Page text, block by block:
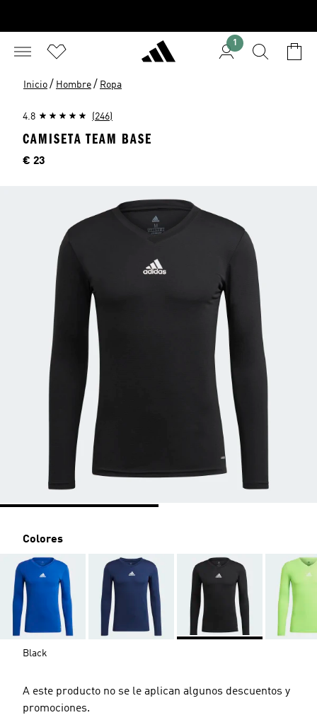
1
Inicio / Hombre / Ropa
4.8 (246)
CAMISETA TEAM BASE
Precio
€ 23
Colores
Black
A este producto no se le aplican algunos descuentos y
promociones.